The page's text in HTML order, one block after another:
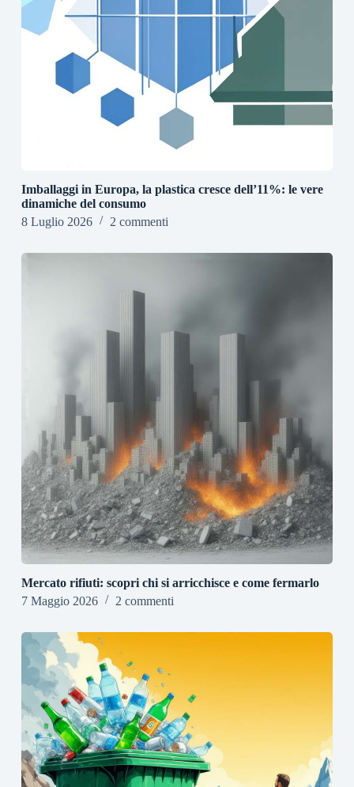
Imballaggi in Europa, la plastica cresce dell’11%: le vere
dinamiche del consumo
8 Luglio 2026
2 commenti
Mercato rifiuti: scopri chi si arricchisce e come fermarlo
7 Maggio 2026
2 commenti